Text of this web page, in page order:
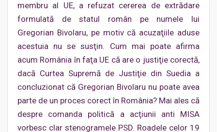
membru al UE, a refuzat cererea de extrădare
formulată de statul român pe numele lui
Gregorian Bivolaru, pe motiv că acuzaţiile aduse
acestuia nu se susţin. Cum mai poate afirma
acum România în faţa UE că are o justiţie corectă,
dacă Curtea Supremă de Justiţie din Suedia a
concluzionat că Gregorian Bivolaru nu poate avea
parte de un proces corect în România? Mai ales că
despre comanda politică a acţiunii anti MISA
vorbesc clar stenogramele PSD. Roadele celor 19